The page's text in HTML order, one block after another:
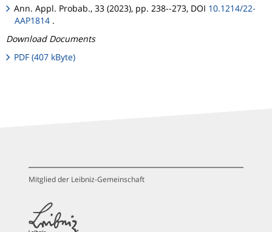
Ann. Appl. Probab., 33 (2023), pp. 238--273, DOI 10.1214/22-
AAP1814 .
Download Documents
PDF (407 kByte)
Mitglied der Leibniz-Gemeinschaft